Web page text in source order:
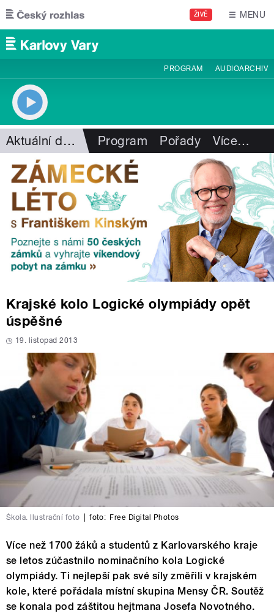
Přejít k hlavnímu obsahu
ŽIVĚ MENU
PROGRAM AUDIOARCHIV
Aktuální dění Program Pořady Více…
Krajské kolo Logické olympiády opět
úspěšné
19. listopad 2013
Škola. Ilustrační foto foto: Free Digital Photos
Více než 1700 žáků a studentů z Karlovarského kraje
se letos zúčastnilo nominačního kola Logické
olympiády. Ti nejlepší pak své síly změřili v krajském
kole, které pořádala místní skupina Mensy ČR. Soutěž
se konala pod záštitou hejtmana Josefa Novotného.